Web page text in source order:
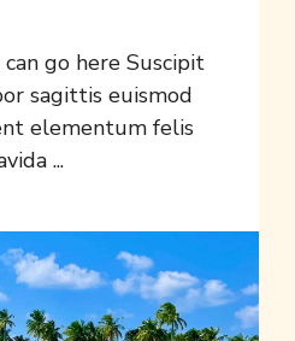
go here Suscipit
sagittis euismod
elementum felis
...